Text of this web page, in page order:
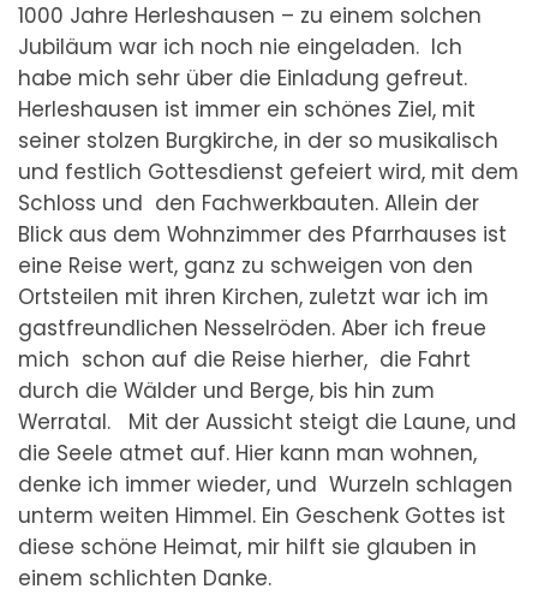
1000 Jahre Herleshausen – zu einem solchen
Jubiläum war ich noch nie eingeladen. Ich
habe mich sehr über die Einladung gefreut.
Herleshausen ist immer ein schönes Ziel, mit
seiner stolzen Burgkirche, in der so musikalisch
und festlich Gottesdienst gefeiert wird, mit dem
Schloss und den Fachwerkbauten. Allein der
Blick aus dem Wohnzimmer des Pfarrhauses ist
eine Reise wert, ganz zu schweigen von den
Ortsteilen mit ihren Kirchen, zuletzt war ich im
gastfreundlichen Nesselröden. Aber ich freue
mich schon auf die Reise hierher, die Fahrt
durch die Wälder und Berge, bis hin zum
Werratal. Mit der Aussicht steigt die Laune, und
die Seele atmet auf. Hier kann man wohnen,
denke ich immer wieder, und Wurzeln schlagen
unterm weiten Himmel. Ein Geschenk Gottes ist
diese schöne Heimat, mir hilft sie glauben in
einem schlichten Danke.